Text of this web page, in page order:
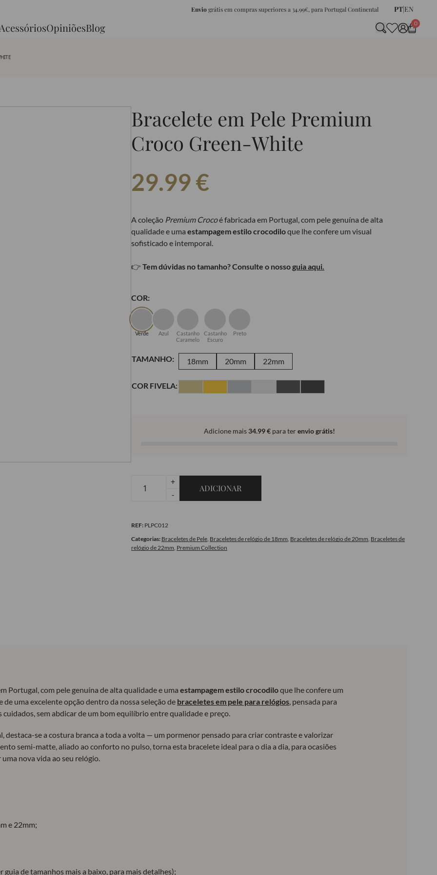
Enviográtis em compras superiores a 34.99€, para Portugal Continental PT|EN
AcessóriosOpiniõesBlog 0
Bracelete em Pele Premium
Croco Green-White
29.99€
A coleção Premium Crocoé fabricada em Portugal, com pele genuína de alta
qualidade e uma estampagem estilo crocodiloque lhe confere um visual
sofisticado e intemporal.
👉 Tem dúvidas no tamanho? Consulte o nossoguia aqui.
COR:
Verde Azul
Castanho
Caramelo
Castanho
Escuro
Preto
TAMANHO: 18mm 20mm 22mm
COR FIVELA:
Adicione mais 34.99€para terenvio grátis!
Quantidade
em
Pele
Premium
+
-
ADICIONAR
REF: PLPC012
Categorias: Braceletes de Pele, Braceletes de relógio de 18mm, Braceletes de relógio de 20mm, Braceletes de
relógio de 22mm, Premium Collection
Portugal, com pele genuína de alta qualidade e uma estampagem estilo crocodiloque lhe confere um
uma excelente opção dentro da nossa seleção de braceletes em pele para relógios, pensada para
sem abdicar de um bom equilíbrio entre qualidade e preço.
destaca-se a costura branca a toda a volta — um pormenor pensado para criar contraste e valorizar
semi-matte, aliado ao conforto no pulso, torna esta bracelete ideal para o dia a dia, para ocasiões
nova vida ao seu relógio.
e 22mm;
guia de tamanhos mais a baixo, para mais detalhes);